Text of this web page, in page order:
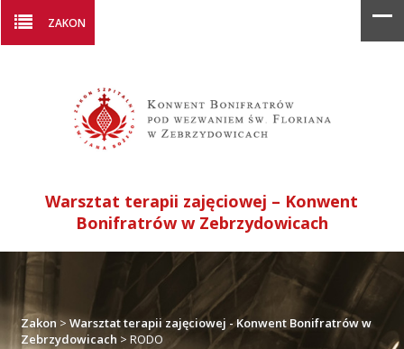
ZAKON
Warsztat terapii zajęciowej – Konwent
Bonifratrów w Zebrzydowicach
Zakon >Warsztat terapii zajęciowej - Konwent Bonifratrów w
Zebrzydowicach >RODO